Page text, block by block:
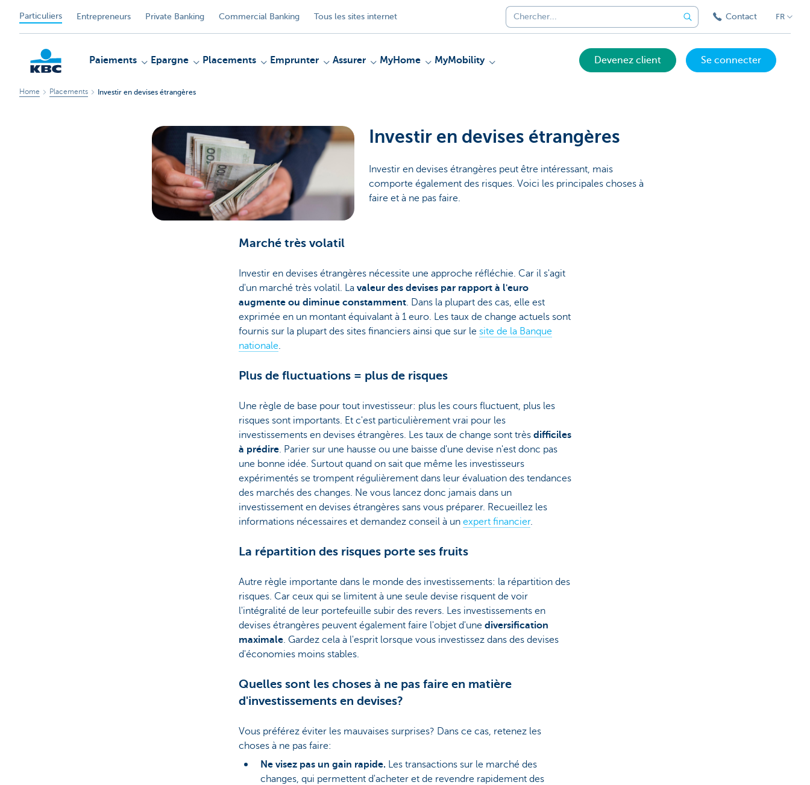
Particuliers Entrepreneurs Private Banking Commercial Banking Tous les sites internet Contact FR
Paiements Epargne Placements Emprunter Assurer MyHome MyMobility Devenez client Se connecter
Home Placements Investir en devises étrangères
Investir en devises étrangères
Investir en devises étrangères peut être intéressant, mais
comporte également des risques. Voici les principales choses à
faire et à ne pas faire.
Marché très volatil
Investir en devises étrangères nécessite une approche réfléchie. Car il s'agit
d'un marché très volatil. La valeur des devises par rapport à l'euro
augmente ou diminue constamment. Dans la plupart des cas, elle est
exprimée en un montant équivalant à 1 euro. Les taux de change actuels sont
fournis sur la plupart des sites financiers ainsi que sur le site de la Banque
nationale.
Plus de fluctuations = plus de risques
Une règle de base pour tout investisseur: plus les cours fluctuent, plus les
risques sont importants. Et c'est particulièrement vrai pour les
investissements en devises étrangères. Les taux de change sont très difficiles
à prédire. Parier sur une hausse ou une baisse d'une devise n'est donc pas
une bonne idée. Surtout quand on sait que même les investisseurs
expérimentés se trompent régulièrement dans leur évaluation des tendances
des marchés des changes. Ne vous lancez donc jamais dans un
investissement en devises étrangères sans vous préparer. Recueillez les
informations nécessaires et demandez conseil à un expert financier.
La répartition des risques porte ses fruits
Autre règle importante dans le monde des investissements: la répartition des
risques. Car ceux qui se limitent à une seule devise risquent de voir
l'intégralité de leur portefeuille subir des revers. Les investissements en
devises étrangères peuvent également faire l'objet d'une diversification
maximale. Gardez cela à l'esprit lorsque vous investissez dans des devises
d'économies moins stables.
Quelles sont les choses à ne pas faire en matière
d'investissements en devises?
Vous préférez éviter les mauvaises surprises? Dans ce cas, retenez les
choses à ne pas faire:
Ne visez pas un gain rapide. Les transactions sur le marché des
changes, qui permettent d'acheter et de revendre rapidement des